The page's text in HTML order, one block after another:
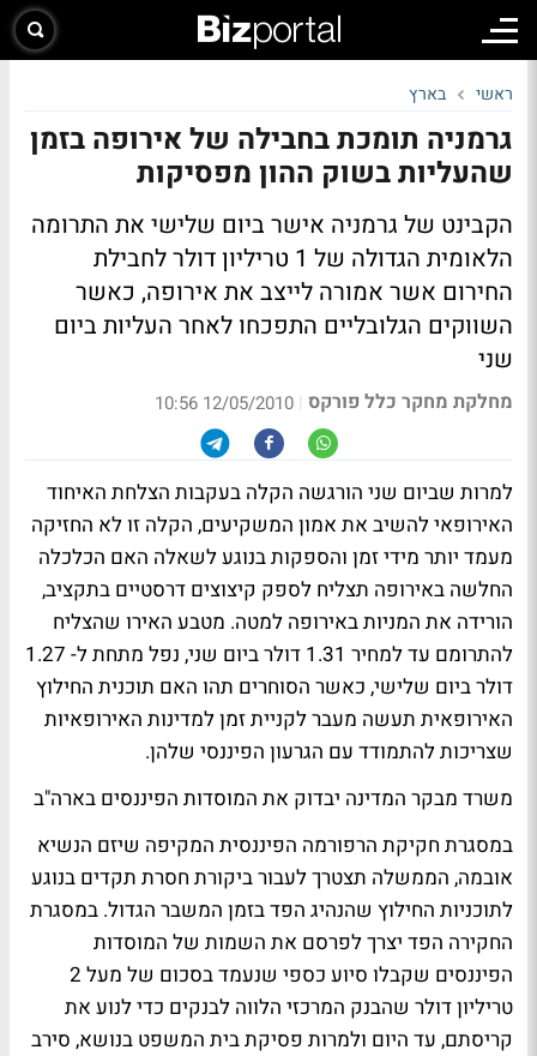
ראשי בארץ
גרמניה תומכת בחבילה של אירופה בזמן
שהעליות בשוק ההון מפסיקות
הקבינט של גרמניה אישר ביום שלישי את התרומה
הלאומית הגדולה של 1 טריליון דולר לחבילת
החירום אשר אמורה לייצב את אירופה, כאשר
השווקים הגלובליים התפכחו לאחר העליות ביום
שני
מחלקת מחקר כלל פורקס |
12/05/2010 10:56
למרות שביום שני הורגשה הקלה בעקבות הצלחת האיחוד
האירופאי להשיב את אמון המשקיעים, הקלה זו לא החזיקה
מעמד יותר מידי זמן והספקות בנוגע לשאלה האם הכלכלה
החלשה באירופה תצליח לספק קיצוצים דרסטיים בתקציב,
הורידה את המניות באירופה למטה. מטבע האירו שהצליח
להתרומם עד למחיר 1.31 דולר ביום שני, נפל מתחת ל- 1.27
דולר ביום שלישי, כאשר הסוחרים תהו האם תוכנית החילוץ
האירופאית תעשה מעבר לקניית זמן למדינות האירופאיות
שצריכות להתמודד עם הגרעון הפיננסי שלהן.
משרד מבקר המדינה יבדוק את המוסדות הפיננסים בארה"ב
במסגרת חקיקת הרפורמה הפיננסית המקיפה שיזם הנשיא
אובמה, הממשלה תצטרך לעבור ביקורת חסרת תקדים בנוגע
לתוכניות החילוץ שהנהיג הפד בזמן המשבר הגדול. במסגרת
החקירה הפד יצרך לפרסם את השמות של המוסדות
הפיננסים שקבלו סיוע כספי שנעמד בסכום של מעל 2
טריליון דולר שהבנק המרכזי הלווה לבנקים כדי לנוע את
קריסתם, עד היום ולמרות פסיקת בית המשפט בנושא, סירב